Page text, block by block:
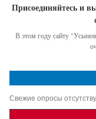
Присоединяйтесь и
В этом году сайту
Свежие опросы